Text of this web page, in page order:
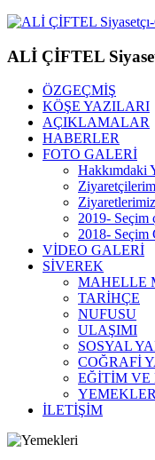
ALİ ÇİFTEL
ÖZGEÇMİŞ
KÖŞE YAZILARI
AÇIKLAMALAR
HABERLER
FOTO GALERİ
Hakkımdaki
Ziyaretlerimiz
2019- Seçim
2018- Seçim
VİDEO GALERİ
SİVEREK
MAHELLE
TARİHÇE
NUFUSU
ULAŞIMI
SOSYAL
COĞRAFİ
EĞİTİM VE
İLETİŞİM